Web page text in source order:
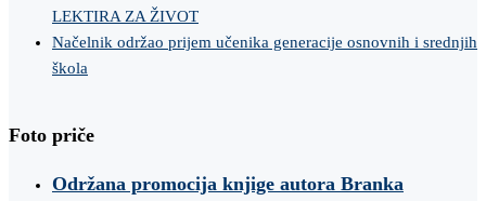
LEKTIRA ZA ŽIVOT
Načelnik održao prijem učenika generacije osnovnih i srednjih
škola
Foto priče
Održana promocija knjige autora Branka